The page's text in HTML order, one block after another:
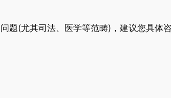
题(尤其司法、医学等范畴)，建议您具体